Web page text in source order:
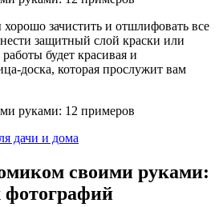
хорошо зачистить и отшлифовать все
защитный слой краски или
будет красивая и
доска, которая прослужит вам
дачи и дома
своими руками:
фотографий